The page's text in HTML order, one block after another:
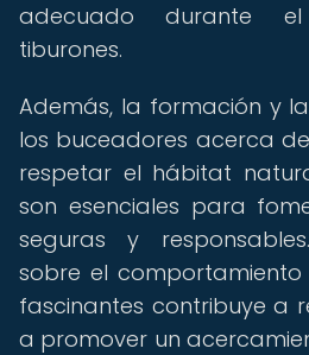
adecuado durante
tiburones.
Además, la formación y
los buceadores acerca
respetar el hábitat
son esenciales para
seguras y
sobre el
fascinantes contribuye a
a promover un